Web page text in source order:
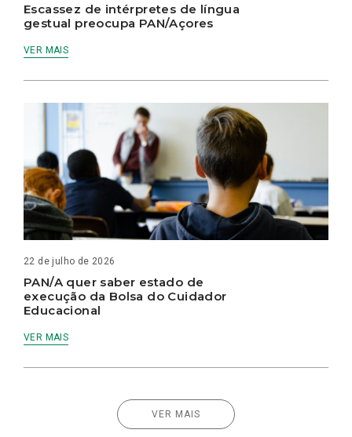
Escassez de intérpretes de língua
gestual preocupa PAN/Açores
VER MAIS
22 de julho de 2026
PAN/A quer saber estado de
execução da Bolsa do Cuidador
Educacional
VER MAIS
VER MAIS